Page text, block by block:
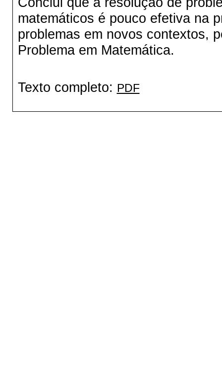
matemáticos é pouco efetiva na
problemas em novos contextos,
Problema em Matemática.
Texto completo: PDF